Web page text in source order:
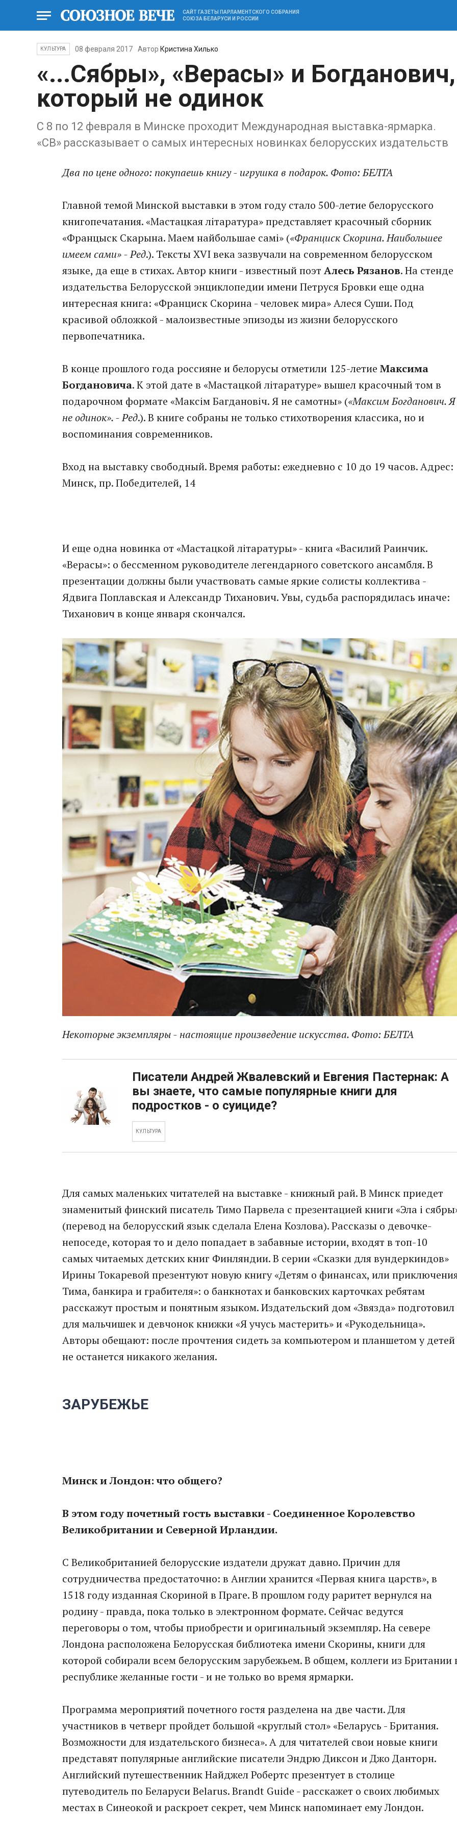
САЙТ ГАЗЕТЫ ПАРЛАМЕНТСКОГО СОБРАНИЯ
СОЮЗА БЕЛАРУСИ И РОССИИ
КУЛЬТУРА 08 февраля 2017 Автор Кристина Хилько
«...Сябры», «Верасы» и Богданович,
который не одинок
С 8 по 12 февраля в Минске проходит Международная выставка-ярмарка.
«СВ» рассказывает о самых интересных новинках белорусских издательств
Два по цене одного: покупаешь книгу - игрушка в подарок. Фото: БЕЛТА
Главной темой Минской выставки в этом году стало 500-летие белорусского
книгопечатания. «Мастацкая літаратура» представляет красочный сборник
«Францыск Скарына. Маем найбольшае самі» («Франциск Скорина. Наибольшее
имеем сами» - Ред.). Тексты XVI века зазвучали на современном белорусском
языке, да еще в стихах. Автор книги - известный поэт Алесь Рязанов. На стенде
издательства Белорусской энциклопедии имени Петруся Бровки еще одна
интересная книга: «Франциск Скорина - человек мира» Алеся Суши. Под
красивой обложкой - малоизвестные эпизоды из жизни белорусского
первопечатника.
В конце прошлого года россияне и белорусы отметили 125-летие Максима
Богдановича. К этой дате в «Мастацкой літаратуре» вышел красочный том в
подарочном формате «Максім Багдановіч. Я не самотны» («Максим Богданович. Я
не одинок». - Ред.). В книге собраны не только стихотворения классика, но и
воспоминания современников.
Вход на выставку свободный. Время работы: ежедневно с 10 до 19 часов. Адрес:
Минск, пр. Победителей, 14
И еще одна новинка от «Мастацкой лiтаратуры» - книга «Василий Раинчик.
«Верасы»: о бессменном руководителе легендарного советского ансамбля. В
презентации должны были участвовать самые яркие солисты коллектива -
Ядвига Поплавская и Александр Тиханович. Увы, судьба распорядилась иначе:
Тиханович в конце января скончался.
Некоторые экземпляры - настоящие произведение искусства. Фото: БЕЛТА
Писатели Андрей Жвалевский и Евгения Пастернак: А
вы знаете, что самые популярные книги для
подростков - о суициде?
КУЛЬТУРА
Для самых маленьких читателей на выставке - книжный рай. В Минск приедет
знаменитый финский писатель Тимо Парвела с презентацией книги «Эла і
(перевод на белорусский язык сделала Елена Козлова). Рассказы о девочке-
непоседе, которая то и дело попадает в забавные истории, входят в топ-10
самых читаемых детских книг Финляндии. В серии «Сказки для вундеркиндов»
Ирины Токаревой презентуют новую книгу «Детям о финансах, или
Тима, банкира и грабителя»: о банкнотах и банковских карточках ребятам
расскажут простым и понятным языком. Издательский дом «Звязда» подготовил
для мальчишек и девчонок книжки «Я учусь мастерить» и «Рукодельница».
Авторы обещают: после прочтения сидеть за компьютером и планшетом у детей
не останется никакого желания.
ЗАРУБЕЖЬЕ
Минск и Лондон: что общего?
В этом году почетный гость выставки - Соединенное Королевство
Великобритании и Северной Ирландии.
С Великобританией белорусские издатели дружат давно. Причин для
сотрудничества предостаточно: в Англии хранится «Первая книга царств», в
1518 году изданная Скориной в Праге. В прошлом году раритет вернулся на
родину - правда, пока только в электронном формате. Сейчас ведутся
переговоры о том, чтобы приобрести и оригинальный экземпляр. На севере
Лондона расположена Белорусская библиотека имени Скорины, книги для
которой собирали всем белорусским зарубежьем. В общем, коллеги из Британии
республике желанные гости - и не только во время ярмарки.
Программа мероприятий почетного гостя разделена на две части. Для
участников в четверг пройдет большой «круглый стол» «Беларусь - Британия.
Возможности для издательского бизнеса». А для читателей свои новые книги
представят популярные английские писатели Эндрю Диксон и Джо Данторн.
Английский путешественник Найджел Робертс презентует в столице
путеводитель по Беларуси Belarus. Brandt Guide - расскажет о своих любимых
местах в Синеокой и раскроет секрет, чем Минск напоминает ему Лондон.